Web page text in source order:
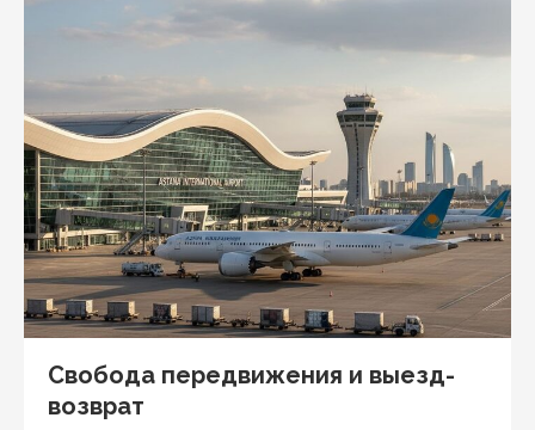
Свобода передвижения и выезд-
возврат